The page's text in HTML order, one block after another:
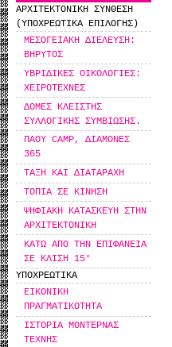
ΑΡΧΙΤΕΚΤΟΝΙΚΗ ΣΥΝΘΕΣΗ
(ΥΠΟΧΡΕΩΤΙΚΑ ΕΠΙΛΟΓΗΣ)
ΜΕΣΟΓΕΙΑΚΗ ΔΙΕΛΕΥΣΗ:
ΒΗΡΥΤΟΣ
ΥΒΡΙΔΙΚΕΣ ΟΙΚΟΛΟΓΙΕΣ:
ΧΕΙΡΟΤΕΧΝΕΣ
ΔΟΜΕΣ ΚΛΕΙΣΤΗΣ
ΣΥΛΛΟΓΙΚΗΣ ΣΥΜΒΙΩΣΗΣ.
ΠΑΟΥ CAMP, ΔΙΑΜΟΝΕΣ
365
ΤΑΞΗ ΚΑΙ ΔΙΑΤΑΡΑΧΗ
ΤΟΠΙΑ ΣΕ ΚΙΝΗΣΗ
ΨΗΦΙΑΚΗ ΚΑΤΑΣΚΕΥΗ ΣΤΗΝ
ΑΡΧΙΤΕΚΤΟΝΙΚΗ
ΚΑΤΩ ΑΠΟ ΤΗΝ ΕΠΙΦΑΝΕΙΑ
ΣΕ ΚΛΙΣΗ 15°
ΥΠΟΧΡΕΩΤΙΚΑ
ΕΙΚΟΝΙΚΗ
ΠΡΑΓΜΑΤΙΚΟΤΗΤΑ
ΙΣΤΟΡΙΑ ΜΟΝΤΕΡΝΑΣ
ΤΕΧΝΗΣ